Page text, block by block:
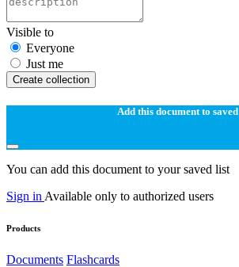
Visible to
Everyone
Just me
Create collection
Add this document to saved
You can add this document to your saved list
Sign in Available only to authorized users
Products
Documents Flashcards